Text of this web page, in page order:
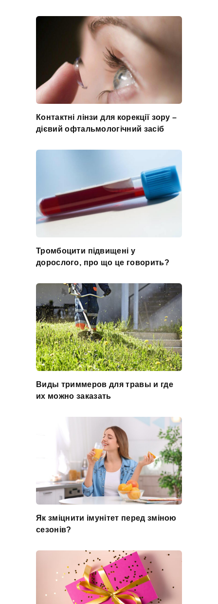
Контактні лінзи для корекції зору –
дієвий офтальмологічний засіб
Тромбоцити підвищені у
дорослого, про що це говорить?
Виды триммеров для травы и где
их можно заказать
Як зміцнити імунітет перед зміною
сезонів?